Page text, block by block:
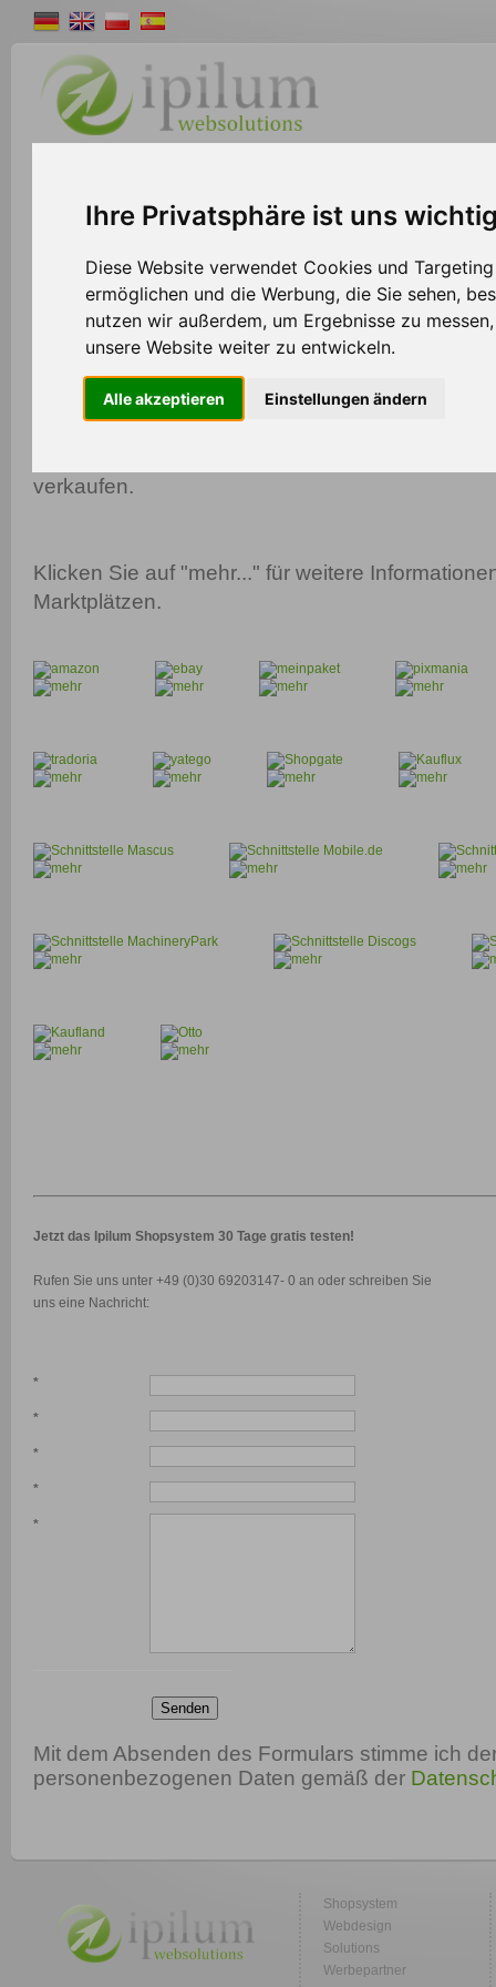
Ihre Privatsphäre ist uns
Diese Website verwendet Cookies und
ermöglichen und die Werbung, die Sie sehen,
nutzen wir außerdem, um Ergebnisse zu
unsere Website weiter zu entwickeln.
Alle akzeptieren Einstellungen ändern
>> Shopsystem
Marktplätze
Steigern Sie Ihre Bekanntheit und Umsätze mit
Ipilum Shopsystem ermöglicht es Ihnen, Ihre
verkaufen.
Klicken Sie auf "mehr..." für weitere
Marktplätzen.
Jetzt das Ipilum Shopsystem 30 Tage gratis testen!
Rufen Sie uns unter +49 (0)30 69203147- 0 an oder schreiben Sie
uns eine Nachricht:
*
*
*
*
*
Senden
Mit dem Absenden des Formulars stimme ich
personenbezogenen Daten gemäß der
Shopsystem
Webdesign
Solutions
Werbepartner